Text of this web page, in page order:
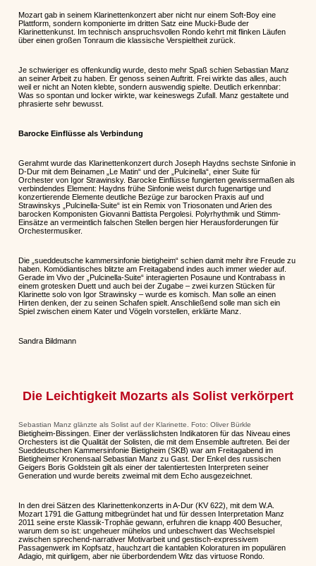
Mozart gab in seinem Klarinettenkonzert aber nicht nur einem Soft-Boy eine
Plattform, sondern komponierte im dritten Satz eine Mucki-Bude der
Klarinettenkunst. Im technisch anspruchsvollen Rondo kehrt mit flinken Läufen
über einen großen Tonraum die klassische Verspieltheit zurück.
Je schwieriger es offenkundig wurde, desto mehr Spaß schien Sebastian Manz
an seiner Arbeit zu haben. Er genoss seinen Auftritt. Frei wirkte das alles, auch
weil er nicht an Noten klebte, sondern auswendig spielte. Deutlich erkennbar:
Was so spontan und locker wirkte, war keineswegs Zufall. Manz gestaltete und
phrasierte sehr bewusst.
Barocke Einflüsse als Verbindung
Gerahmt wurde das Klarinettenkonzert durch Joseph Haydns sechste Sinfonie in
D-Dur mit dem Beinamen „Le Matin“ und der „Pulcinella“, einer Suite für
Orchester von Igor Strawinsky. Barocke Einflüsse fungierten gewissermaßen als
verbindendes Element: Haydns frühe Sinfonie weist durch fugenartige und
konzertierende Elemente deutliche Bezüge zur barocken Praxis auf und
Strawinskys „Pulcinella-Suite“ ist ein Remix von Triosonaten und Arien des
barocken Komponisten Giovanni Battista Pergolesi. Polyrhythmik und Stimm-
Einsätze an vermeintlich falschen Stellen bergen hier Herausforderungen für
Orchestermusiker.
Die „sueddeutsche kammersinfonie bietigheim“ schien damit mehr ihre Freude zu
haben. Komödiantisches blitzte am Freitagabend indes auch immer wieder auf.
Gerade im Vivo der „Pulcinella-Suite“ interagierten Posaune und Kontrabass in
einem grotesken Duett und auch bei der Zugabe – zwei kurzen Stücken für
Klarinette solo von Igor Strawinsky – wurde es komisch. Man solle an einen
Hirten denken, der zu seinen Schafen spielt. Anschließend solle man sich ein
Spiel zwischen einem Kater und Vögeln vorstellen, erklärte Manz.
Sandra Bildmann
Die Leichtigkeit Mozarts als Solist verkörpert
Sebastian Manz glänzte als Solist auf der Klarinette. Foto: Oliver Bürkle
Bietigheim-Bissingen. Einer der verlässlichsten Indikatoren für das Niveau eines
Orchesters ist die Qualität der Solisten, die mit dem Ensemble auftreten. Bei der
Sueddeutschen Kammersinfonie Bietigheim (SKB) war am Freitagabend im
Bietigheimer Kronensaal Sebastian Manz zu Gast. Der Enkel des russischen
Geigers Boris Goldstein gilt als einer der talentiertesten Interpreten seiner
Generation und wurde bereits zweimal mit dem Echo ausgezeichnet.
In den drei Sätzen des Klarinettenkonzerts in A-Dur (KV 622), mit dem W.A.
Mozart 1791 die Gattung mitbegründet hat und für dessen Interpretation Manz
2011 seine erste Klassik-Trophäe gewann, erfuhren die knapp 400 Besucher,
warum dem so ist: ungeheuer mühelos und unbeschwert das Wechselspiel
zwischen sprechend-narrativer Motivarbeit und gestisch-expressivem
Passagenwerk im Kopfsatz, hauchzart die kantablen Koloraturen im populären
Adagio, mit quirligem, aber nie überbordendem Witz das virtuose Rondo.